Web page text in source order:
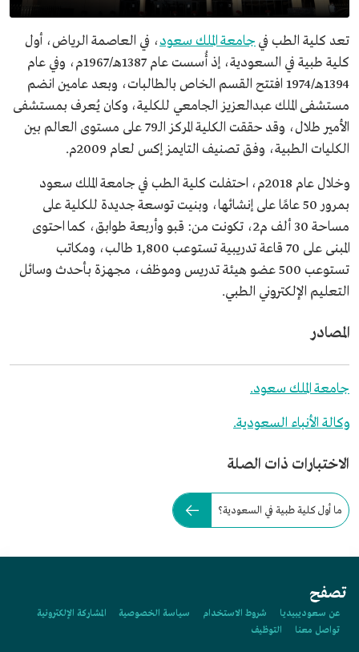
تعد كلية الطب في جامعة الملك سعود، في العاصمة الرياض، أول
كلية طبية في السعودية، إذ أُسست عام 1387هـ/1967م، وفي عام
1394هـ/1974 افتتح القسم الخاص بالطالبات، وبعد عامين انضم
مستشفى الملك عبدالعزيز الجامعي للكلية، وكان يُعرف بمستشفى
الأمير طلال، وقد حققت الكلية المركز الـ79 على مستوى العالم بين
الكليات الطبية، وفق تصنيف التايمز إكس لعام 2009م.
وخلال عام 2018م، احتفلت كلية الطب في جامعة الملك سعود
بمرور 50 عامًا على إنشائها، وبنيت توسعة جديدة للكلية على
مساحة 30 ألف م2، تكونت من: قبو وأربعة طوابق، كما احتوى
المبنى على 70 قاعة تدريبية تستوعب 1,800 طالب، ومكاتب
تستوعب 500 عضو هيئة تدريس وموظف، مجهزة بأحدث وسائل
التعليم الإلكتروني الطبي.
المصادر
جامعة الملك سعود.
وكالة الأنباء السعودية.
الاختبارات ذات الصلة
ما أول كلية طبية في السعودية؟
تصفح
عن سعوديبيديا شروط الاستخدام سياسة الخصوصية
المشاركة الإلكترونية
تواصل معنا
التوظيف